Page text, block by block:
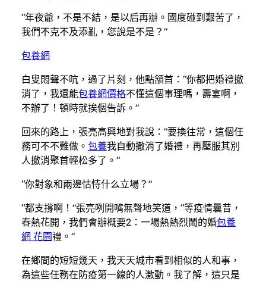
“年夜爺，不是不結，是以后再辦。國度碰到艱苦了，
我們不克不及添亂，您說是不是？”
包養網
白叟悶聲不吭，過了片刻，他點頷首：“你都把婚禮撤
消了，我還能包養網價格不懂這個事理嗎，壽宴啊，
不辦了！頓時就挨個告訴。”
回來的路上，張亮高興地對我說：”要換往常，這個任
務可不不難做。 包養我自動撤消了婚禮，再壓服其別
人撤消聚首輕松多了。”
“你對象和兩邊怙恃什么立場？”
“都支撐啊！”張亮咧開嘴無聲地笑道，“等疫情曩昔，
春熱花開，我們會辦概要2：一場熱熱烈鬧的婚包養
網 花園禮。”
在鄉間的短短幾天，我天天城市看到相似的人和事，
為這些任務在防疫第一線的人激動。我了解，這只是